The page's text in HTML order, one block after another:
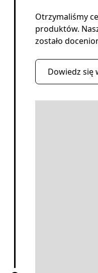
Otrzymaliśmy
produktów.
zostało
Dowiedz się